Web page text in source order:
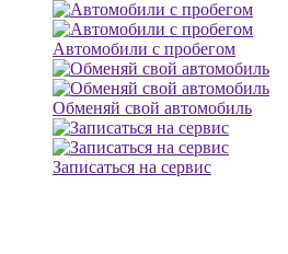
Автомобили с пробегом
Обменяй свой автомобиль
Записаться на сервис